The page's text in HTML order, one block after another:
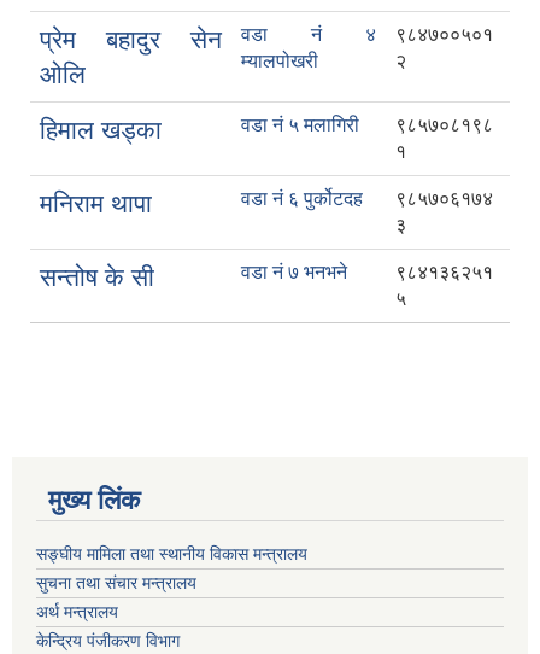
प्रेम बहादुर सेन
ओलि
वडा नं ४
म्यालपोखरी
९८४७००५०१
२
हिमाल खड्का वडा नं ५ मलागिरी
९८५७०८१९८
१
मनिराम थापा वडा नं ६ पुर्कोटदह
९८५७०६१७४
३
सन्तोष के सी वडा नं ७ भनभने
९८४१३६२५१
५
मुख्य लिंक
सङ्घीय मामिला तथा स्थानीय विकास मन्त्रालय
सुचना तथा संचार मन्त्रालय
अर्थ मन्त्रालय
केन्द्रिय पंजीकरण विभाग